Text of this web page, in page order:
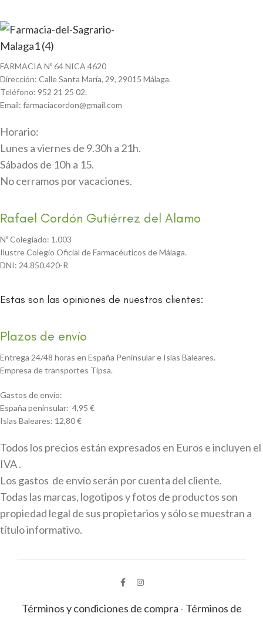
FARMACIA Nº 64 NICA 4620
Dirección: Calle Santa María, 29, 29015 Málaga.
Teléfono: 952 21 25 02.
Email: farmaciacordon@gmail.com
Horario:
Lunes a viernes de 9.30h a 21h.
Sábados de 10h a 15.
No cerramos por vacaciones.
Rafael Cordón Gutiérrez del Alamo
Nº Colegiado: 1.003
Ilustre Colegio Oficial de Farmacéuticos de Málaga.
DNI: 24.850.420-R
Estas son las opiniones de nuestros clientes:
Plazos de envío
Entrega 24/48 horas en España Peninsular e Islas Baleares.
Empresa de transportes Tipsa.
Gastos de envío:
España peninsular: 4,95 €
Islas Baleares: 12,80 €
Todos los precios están expresados en Euros e incluyen el
IVA .
Los gastos de envío serán por cuenta del cliente.
Todas las marcas, logotipos y fotos de productos son
propiedad legal de sus propietarios y sólo se muestran a
título informativo.
Términos y condiciones de compra - Términos de